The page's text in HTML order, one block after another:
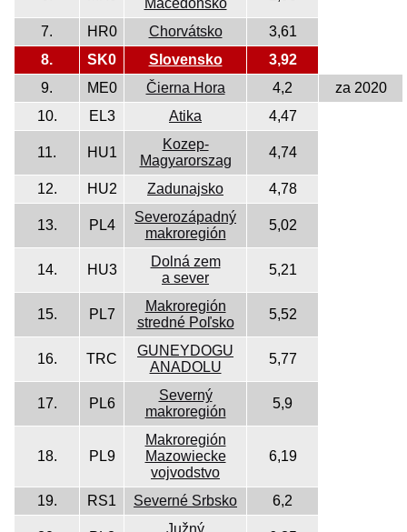
Macedónsko
7. HR0 Chorvátsko
3,61
8.
SK0 Slovensko
3,92
9.
ME0 Čierna Hora 4,2
za 2020
10.
EL3 Atika 4,47
11. HU1
Kozep-
Magyarorszag
4,74
12. HU2 Zadunajsko 4,78
13. PL4
Severozápadný
makroregión
5,02
14. HU3
Dolná zem
a sever
5,21
15. PL7
Makroregión
stredné Poľsko
5,52
16. TRC
GUNEYDOGU
ANADOLU
5,77
17. PL6
Severný
makroregión
5,9
18. PL9
Makroregión
Mazowiecke
vojvodstvo
6,19
19. RS1 Severné Srbsko 6,2